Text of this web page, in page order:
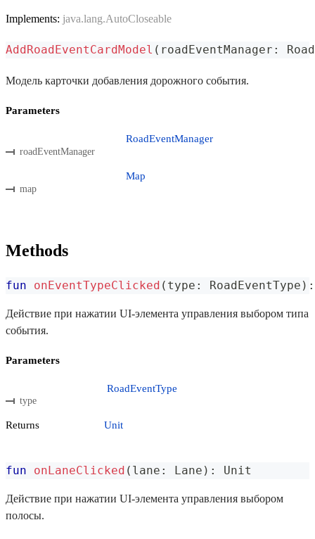
Implements: java.lang.AutoCloseable
AddRoadEventCardModel ( roadEventManager :
Модель карточки добавления дорожного события.
Parameters
roadEventManager
RoadEventManager
map
Map
Methods
fun onEventTypeClicked ( type : RoadEventType ) :
Действие при нажатии UI-элемента управления выбором типа
события.
Parameters
type
RoadEventType
Returns Unit
fun onLaneClicked ( lane : Lane ) : Unit
Действие при нажатии UI-элемента управления выбором
полосы.